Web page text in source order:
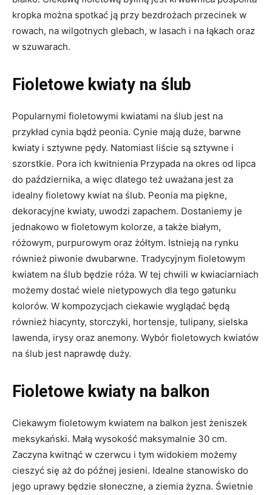
kropka można spotkać ją przy bezdrożach przecinek w
rowach, na wilgotnych glebach, w lasach i na łąkach oraz
w szuwarach.
Fioletowe kwiaty na ślub
Popularnymi fioletowymi kwiatami na ślub jest na
przykład cynia bądź peonia. Cynie mają duże, barwne
kwiaty i sztywne pędy. Natomiast liście są sztywne i
szorstkie. Pora ich kwitnienia Przypada na okres od lipca
do października, a więc dlatego też uważana jest za
idealny fioletowy kwiat na ślub. Peonia ma piękne,
dekoracyjne kwiaty, uwodzi zapachem. Dostaniemy je
jednakowo w fioletowym kolorze, a także białym,
różowym, purpurowym oraz żółtym. Istnieją na rynku
również piwonie dwubarwne. Tradycyjnym fioletowym
kwiatem na ślub będzie róża. W tej chwili w kwiaciarniach
możemy dostać wiele nietypowych dla tego gatunku
kolorów. W kompozycjach ciekawie wyglądać będą
również hiacynty, storczyki, hortensje, tulipany, sielska
lawenda, irysy oraz anemony. Wybór fioletowych kwiatów
na ślub jest naprawdę duży.
Fioletowe kwiaty na balkon
Ciekawym fioletowym kwiatem na balkon jest żeniszek
meksykański. Małą wysokość maksymalnie 30 cm.
Zaczyna kwitnąć w czerwcu i tym widokiem możemy
cieszyć się aż do późnej jesieni. Idealne stanowisko do
jego uprawy będzie słoneczne, a ziemia żyzna. Świetnie